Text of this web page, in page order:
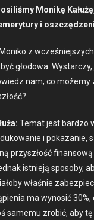
Monikę
i
Moniko z
głodowa.
nam, co
Tem­at jest bard­zo
i pokazanie,
przyszłość
ist­nieją sposo­by,
właśnie
ma wynosić
samemu zro­bić, aby